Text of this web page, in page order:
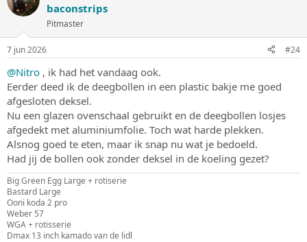
baconstrips
Pitmaster
7 jun 2026 #24
@Nitro , ik had het vandaag ook.
Eerder deed ik de deegbollen in een plastic bakje me goed
afgesloten deksel.
Nu een glazen ovenschaal gebruikt en de deegbollen losjes
afgedekt met aluminiumfolie. Toch wat harde plekken.
Alsnog goed te eten, maar ik snap nu wat je bedoeld.
Had jij de bollen ook zonder deksel in de koeling gezet?
Big Green Egg Large + rotiserie
Bastard Large
Ooni koda 2 pro
Weber 57
WGA + rotisserie
Dmax 13 inch kamado van de lidl